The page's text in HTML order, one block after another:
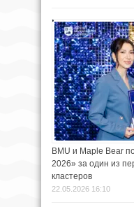
BMU и Maple Bear
2026» за один из
кластеров
22.05.2026 16:10